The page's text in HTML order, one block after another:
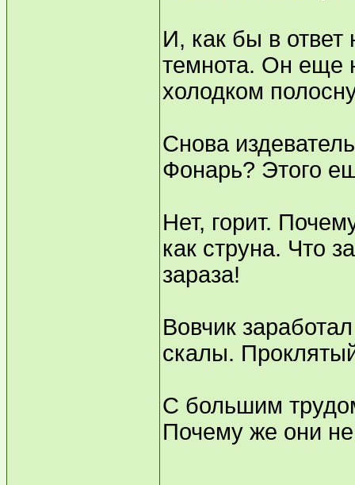
И, как бы в ответ
темнота. Он еще
холодком
Снова
Фонарь? Этого
Нет, горит.
как струна. Что
зараза!
Вовчик
скалы.
С большим
Почему же они не